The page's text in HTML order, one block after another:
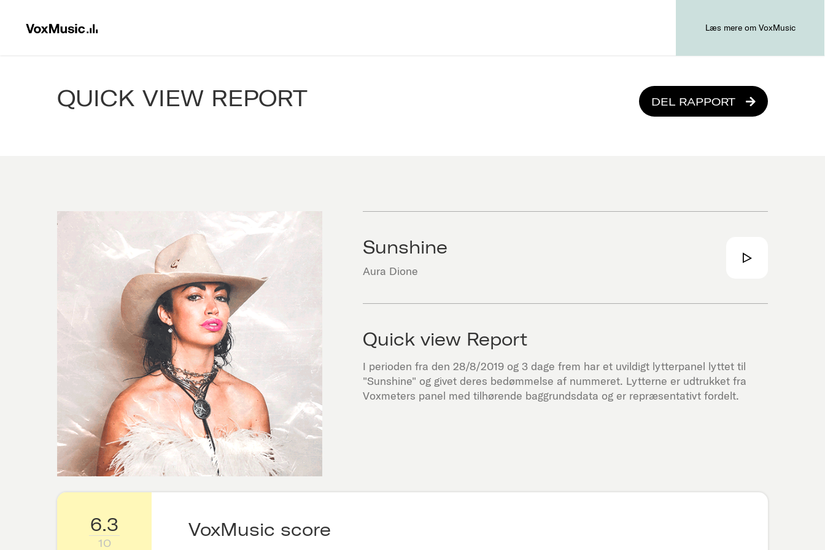
Læs mere om VoxMusic
QUICK VIEW REPORT DEL RAPPORT
Sunshine
Aura Dione
Quick view Report
I perioden fra den 28/8/2019 og 3 dage frem har et uvildigt lytterpanel lyttet til
"Sunshine" og givet deres bedømmelse af nummeret. Lytterne er udtrukket fra
Voxmeters panel med tilhørende baggrundsdata og er repræsentativt fordelt.
6.3
10
VoxMusic score